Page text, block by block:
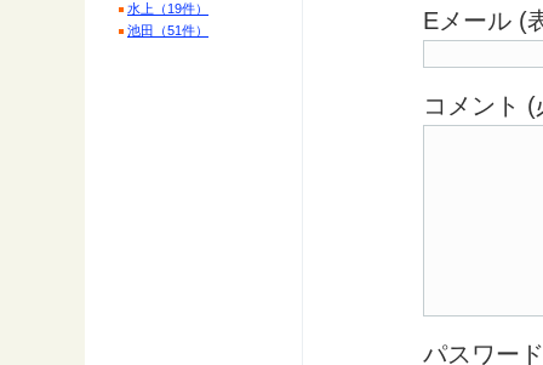
Eメール (
コメント (
パスワー
水上（19件）
池田（51件）